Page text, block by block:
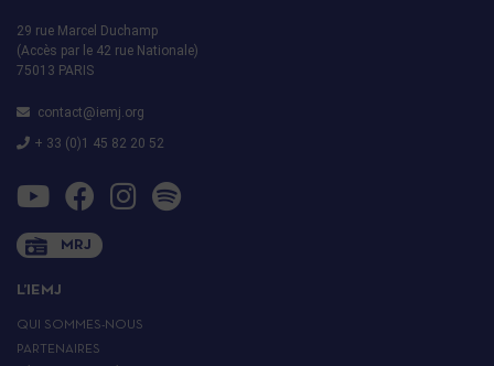
29 rue Marcel Duchamp
(Accès par le 42 rue Nationale)
75013 PARIS
contact@iemj.org
+ 33 (0)1 45 82 20 52
MRJ
L’IEMJ
QUI SOMMES-NOUS
PARTENAIRES